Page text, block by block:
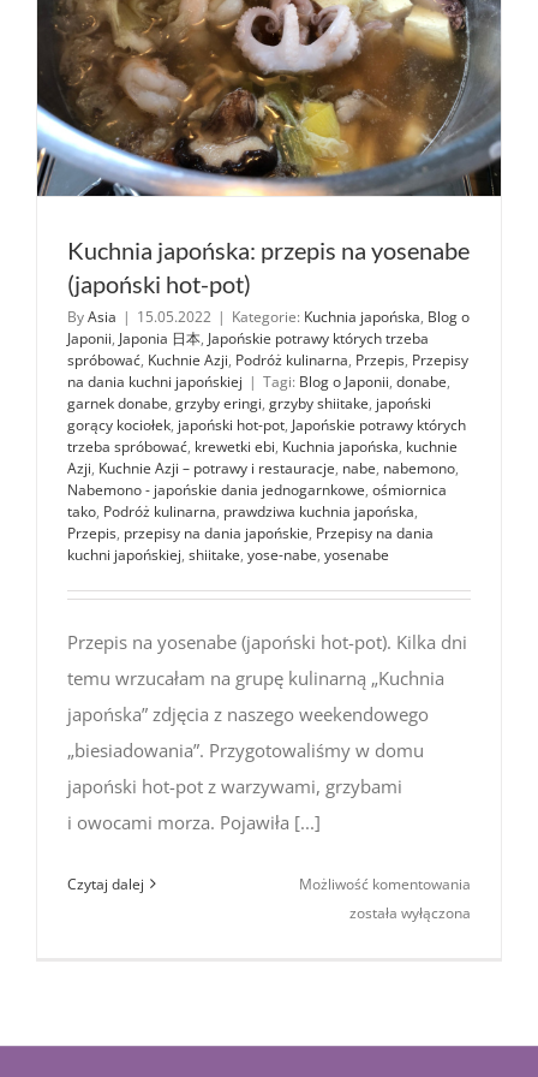
Kuchnia japońska: przepis na yosenabe
(japoński hot-pot)
ByAsia | 15.05.2022 | Kategorie: Kuchnia japońska, Blog o
Japonii, Japonia 日本, Japońskie potrawy których trzeba
spróbować, Kuchnie Azji, Podróż kulinarna, Przepis, Przepisy
na dania kuchni japońskiej | Tagi: Blog o Japonii, donabe,
garnek donabe, grzyby eringi, grzyby shiitake, japoński
gorący kociołek, japoński hot-pot, Japońskie potrawy których
trzeba spróbować, krewetki ebi, Kuchnia japońska, kuchnie
Azji, Kuchnie Azji – potrawy i restauracje, nabe, nabemono,
Nabemono - japońskie dania jednogarnkowe, ośmiornica
tako, Podróż kulinarna, prawdziwa kuchnia japońska,
Przepis, przepisy na dania japońskie, Przepisy na dania
kuchni japońskiej, shiitake, yose-nabe, yosenabe
Przepis na yosenabe (japoński hot-pot). Kilka dni
temu wrzucałam na grupę kulinarną „Kuchnia
japońska” zdjęcia z naszego weekendowego
„biesiadowania”. Przygotowaliśmy w domu
japoński hot-pot z warzywami, grzybami
i owocami morza. Pojawiła [...]
Czytaj dalej Możliwość komentowania
została wyłączona